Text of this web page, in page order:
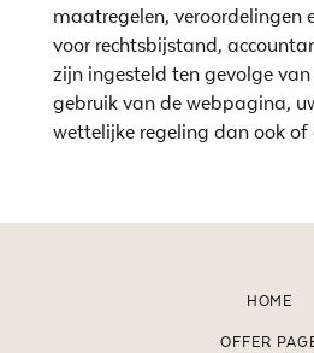
maatregelen, veroordelingen
voor rechtsbijstand,
zijn ingesteld ten gevolge
gebruik van de webpagina,
wettelijke regeling dan ook of
HOME
OFFER